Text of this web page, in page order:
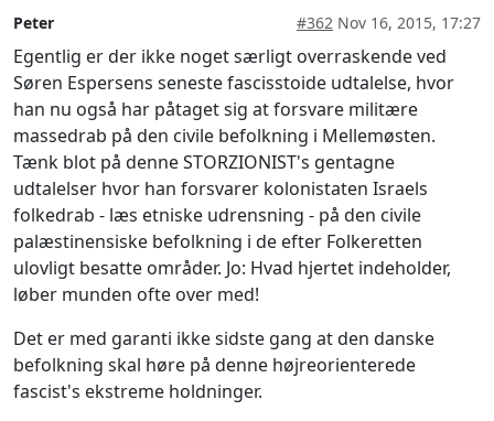
Peter #362 Nov 16, 2015, 17:27
Egentlig er der ikke noget særligt overraskende ved
Søren Espersens seneste fascisstoide udtalelse, hvor
han nu også har påtaget sig at forsvare militære
massedrab på den civile befolkning i Mellemøsten.
Tænk blot på denne STORZIONIST's gentagne
udtalelser hvor han forsvarer kolonistaten Israels
folkedrab - læs etniske udrensning - på den civile
palæstinensiske befolkning i de efter Folkeretten
ulovligt besatte områder. Jo: Hvad hjertet indeholder,
løber munden ofte over med!
Det er med garanti ikke sidste gang at den danske
befolkning skal høre på denne højreorienterede
fascist's ekstreme holdninger.